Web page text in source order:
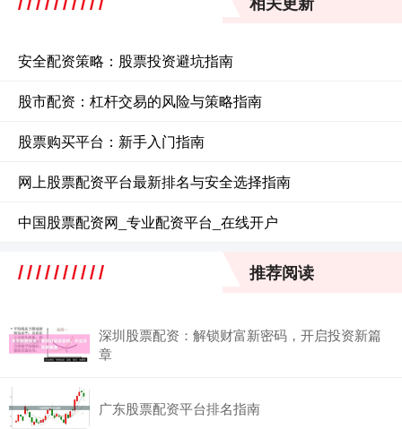
安全配资策略：股票投资避坑指南
股市配资：杠杆交易的风险与策略指南
股票购买平台：新手入门指南
网上股票配资平台最新排名与安全选择指南
中国股票配资网_专业配资平台_在线开户
推荐阅读
深圳股票配资：解锁财富新密码，开启投资新篇
章
广东股票配资平台排名指南